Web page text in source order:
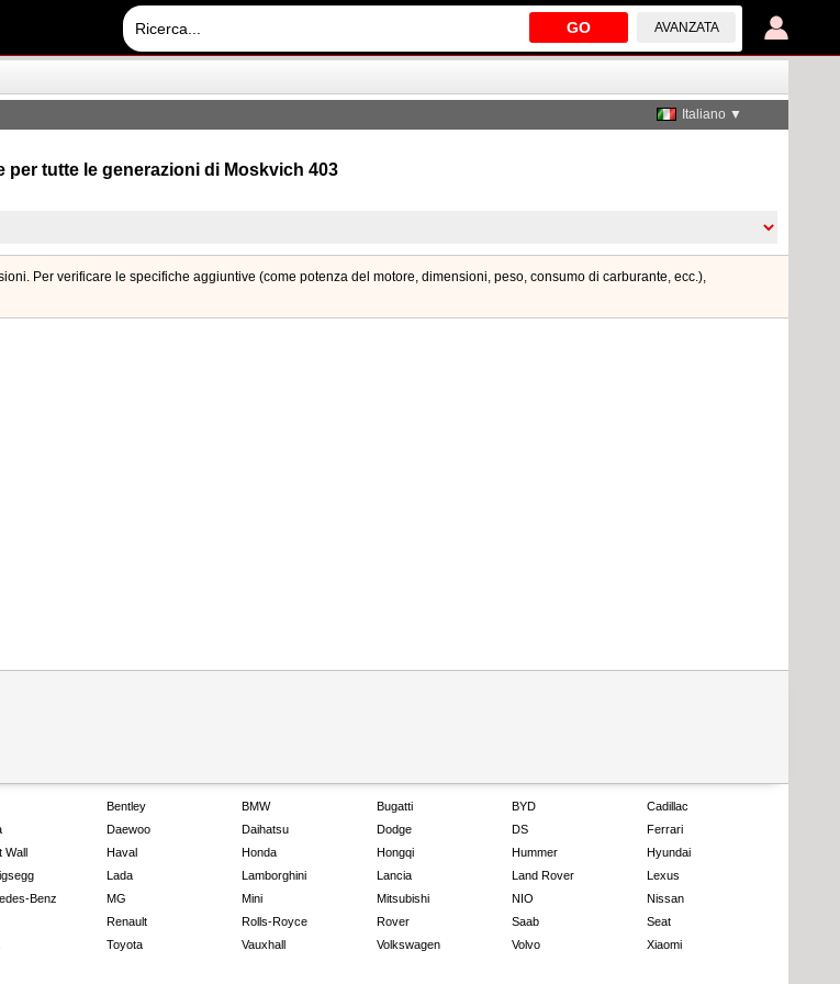
GO AVANZATA
Italiano ▼
per tutte le generazioni di Moskvich 403
Per verificare le specifiche aggiuntive (come potenza del motore, dimensioni, peso, consumo di carburante, ecc.),
Bentley BMW Bugatti BYD
Cadillac
Daewoo Daihatsu Dodge DS
Ferrari
Wall Haval Honda Hongqi Hummer
Hyundai
Lada Lamborghini Lancia Land Rover
Lexus
Benz MG Mini Mitsubishi NIO
Nissan
Renault Rolls-Royce Rover Saab
Seat
Toyota Vauxhall Volkswagen Volvo
Xiaomi